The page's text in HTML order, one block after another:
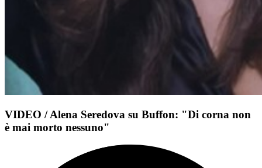
VIDEO / Alena Seredova su Buffon: "Di corna non
è mai morto nessuno"